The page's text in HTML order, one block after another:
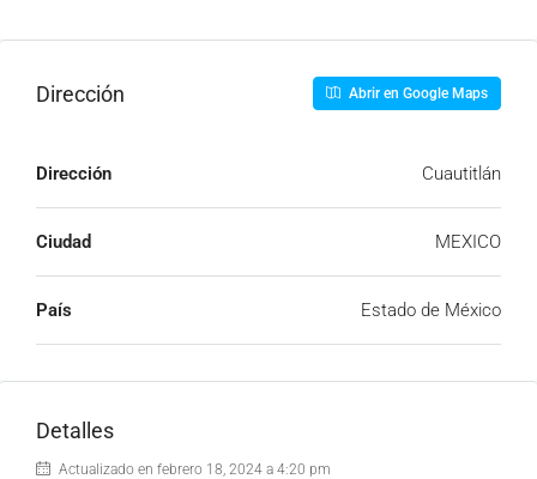
Dirección Abrir en Google Maps
Dirección Cuautitlán
Ciudad MEXICO
País Estado de México
Detalles
Actualizado en febrero 18, 2024 a 4:20 pm